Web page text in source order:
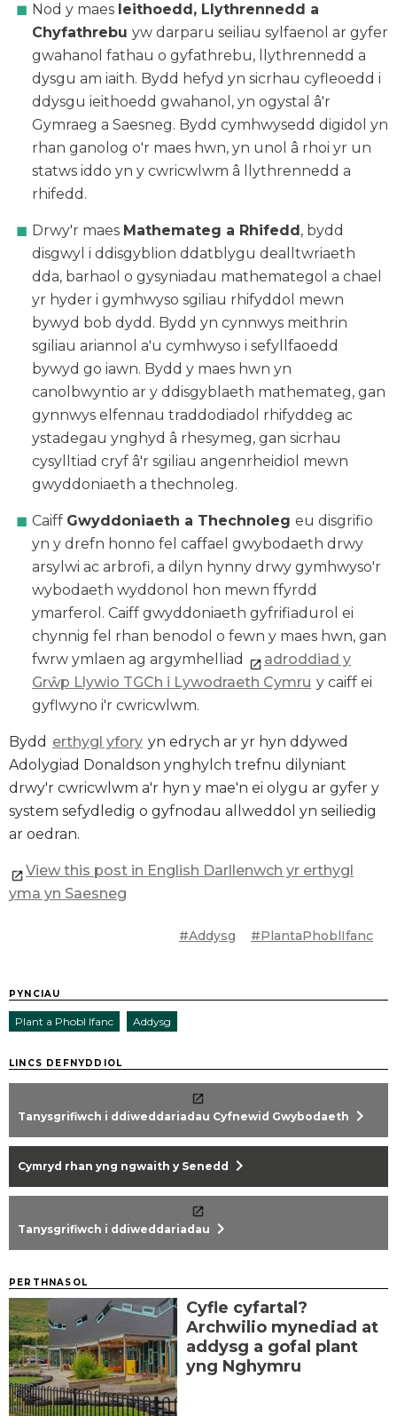
Nod y maes Ieithoedd, Llythrennedd a
Chyfathrebu yw darparu seiliau sylfaenol ar gyfer
gwahanol fathau o gyfathrebu, llythrennedd a
dysgu am iaith. Bydd hefyd yn sicrhau cyfleoedd i
ddysgu ieithoedd gwahanol, yn ogystal â'r
Gymraeg a Saesneg. Bydd cymhwysedd digidol yn
rhan ganolog o'r maes hwn, yn unol â rhoi yr un
statws iddo yn y cwricwlwm â llythrennedd a
rhifedd.
Drwy'r maes Mathemateg a Rhifedd, bydd
disgwyl i ddisgyblion ddatblygu dealltwriaeth
dda, barhaol o gysyniadau mathemategol a chael
yr hyder i gymhwyso sgiliau rhifyddol mewn
bywyd bob dydd. Bydd yn cynnwys meithrin
sgiliau ariannol a'u cymhwyso i sefyllfaoedd
bywyd go iawn. Bydd y maes hwn yn
canolbwyntio ar y ddisgyblaeth mathemateg, gan
gynnwys elfennau traddodiadol rhifyddeg ac
ystadegau ynghyd â rhesymeg, gan sicrhau
cysylltiad cryf â'r sgiliau angenrheidiol mewn
gwyddoniaeth a thechnoleg.
Caiff Gwyddoniaeth a Thechnolegeu disgrifio
yn y drefn honno fel caffael gwybodaeth drwy
arsylwi ac arbrofi, a dilyn hynny drwy gymhwyso'r
wybodaeth wyddonol hon mewn ffyrdd
ymarferol. Caiff gwyddoniaeth gyfrifiadurol ei
chynnig fel rhan benodol o fewn y maes hwn, gan
fwrw ymlaen ag argymhelliad
adroddiad y
Grŵp Llywio TGCh i Lywodraeth Cymru y caiff ei
gyflwyno i'r cwricwlwm.
Bydd erthygl yfory yn edrych ar yr hyn ddywed
Adolygiad Donaldson ynghylch trefnu dilyniant
drwy'r cwricwlwm a'r hyn y mae'n ei olygu ar gyfer y
system sefydledig o gyfnodau allweddol yn seiliedig
ar oedran.
View this post in English Darllenwch yr erthygl
yma yn Saesneg
#Addysg #PlantaPhoblIfanc
PYNCIAU
Plant a Phobl Ifanc Addysg
LINCS DEFNYDDIOL
Tanysgrifiwch i ddiweddariadau Cyfnewid Gwybodaeth chevron_right
Cymryd rhan yng ngwaith y Senedd chevron_right
Tanysgrifiwch i ddiweddariadau chevron_right
PERTHNASOL
Cyfle cyfartal?
Archwilio mynediad at
addysg a gofal plant
yng Nghymru